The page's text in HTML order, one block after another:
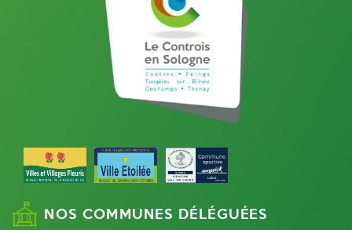
NOS COMMUNES DÉLÉGUÉES